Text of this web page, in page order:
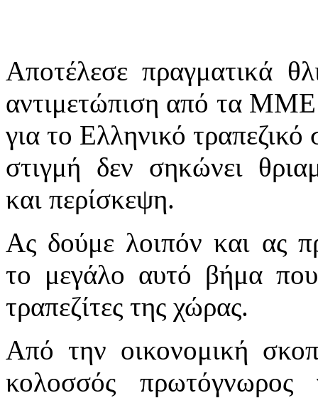
Αποτέλεσε πραγματικά
αντιμετώπιση από τα ΜΜΕ
για το Ελληνικό
στιγμή δεν σηκώνει
και περίσκεψη.
Ας δούμε λοιπόν και ας
το μεγάλο αυτό βήμα που
τραπεζίτες της χώρας.
Από την οικονομική
κολοσσός πρωτόγνωρος